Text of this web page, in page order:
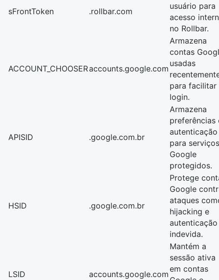
sFrontToken .rollbar.com
usuário para
acesso
no Rollbar.
ACCOUNT_CHOOSERaccounts.google.com
Armazena
contas
usadas
para facilitar
login.
APISID .google.com.br
Armazena
preferências
autenticação
para serviços
Google
protegidos.
HSID .google.com.br
Protege
Google
ataques
hijacking e
autenticação
indevida.
LSID accounts.google.com
Mantém a
sessão ativa
em contas